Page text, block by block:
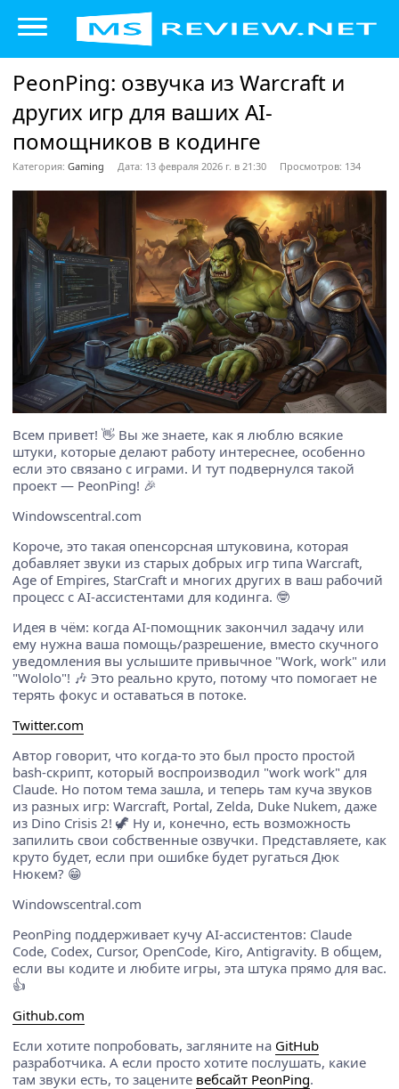
PeonPing: озвучка из Warcraft и
других игр для ваших AI-
помощников в кодинге
Категория: Gaming Дата: 13 февраля 2026 г. в 21:30 Просмотров: 134
Всем привет! 👋 Вы же знаете, как я люблю всякие
штуки, которые делают работу интереснее, особенно
если это связано с играми. И тут подвернулся такой
проект — PeonPing! 🎉
Windowscentral.com
Короче, это такая опенсорсная штуковина, которая
добавляет звуки из старых добрых игр типа Warcraft,
Age of Empires, StarCraft и многих других в ваш рабочий
процесс с AI-ассистентами для кодинга. 🤓
Идея в чём: когда AI-помощник закончил задачу или
ему нужна ваша помощь/разрешение, вместо скучного
уведомления вы услышите привычное "Work, work" или
"Wololo"! 🎶 Это реально круто, потому что помогает не
терять фокус и оставаться в потоке.
Twitter.com
Автор говорит, что когда-то это был просто простой
bash-скрипт, который воспроизводил "work work" для
Claude. Но потом тема зашла, и теперь там куча звуков
из разных игр: Warcraft, Portal, Zelda, Duke Nukem, даже
из Dino Crisis 2! 🦖 Ну и, конечно, есть возможность
запилить свои собственные озвучки. Представляете, как
круто будет, если при ошибке будет ругаться Дюк
Нюкем? 😁
Windowscentral.com
PeonPing поддерживает кучу AI-ассистентов: Claude
Code, Codex, Cursor, OpenCode, Kiro, Antigravity. В общем,
если вы кодите и любите игры, эта штука прямо для вас.
👍
Github.com
Если хотите попробовать, загляните на GitHub
разработчика. А если просто хотите послушать, какие
там звуки есть, то зацените вебсайт PeonPing.